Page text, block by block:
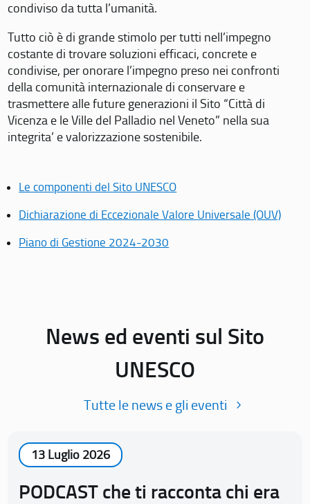
condiviso da tutta l’umanità.
Tutto ciò è di grande stimolo per tutti nell’impegno
costante di trovare soluzioni efficaci, concrete e
condivise, per onorare l’impegno preso nei confronti
della comunità internazionale di conservare e
trasmettere alle future generazioni il Sito “Città di
Vicenza e le Ville del Palladio nel Veneto” nella sua
integrita’ e valorizzazione sostenibile.
Le componenti del Sito UNESCO
Dichiarazione di Eccezionale Valore Universale (OUV)
Piano di Gestione 2024-2030
News ed eventi sul Sito
UNESCO
Tutte le news e gli eventi
13 Luglio 2026
PODCAST che ti racconta chi era